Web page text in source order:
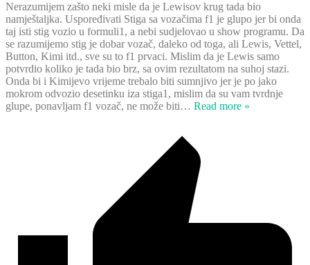
Nerazumijem zašto neki misle da je Lewisov krug tada bio
namještaljka. Uspoređivati Stiga sa vozačima f1 je glupo jer bi onda
taj isti stig vozio u formuli1, a nebi sudjelovao u show programu. Da
se razumijemo stig je dobar vozač, daleko od toga, ali Lewis, Vettel,
Button, Kimi itd., sve su to f1 prvaci. Mislim da je Lewis samo
potvrdio koliko je tada bio brz, sa ovim rezultatom na suhoj stazi.
Onda bi i Kimijevo vrijeme trebalo biti sumnjivo jer je po jako
mokrom odvozio desetinku iza stiga1, mislim da su vam tvrdnje
glupe, ponavljam f1 vozač, ne može biti… Read more »